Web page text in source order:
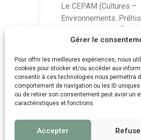
Gérer le
Pour offrir les meilleures expériences, nous
cookies pour stocker et/ou accéder aux
consentir à ces technologies nous permettra
comportement de navigation ou les ID
ou de retirer son consentement peut avoir un
caractéristiques et fonctions.
Accepter
Le CEPAM (Cultures –
Environnements.
mixte de recherche
la connaissance des
passé, de leurs modes
fonctionnement, de
de leur relation à